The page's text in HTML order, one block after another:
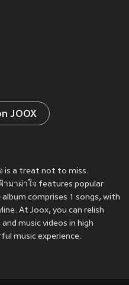
JOOX
is a treat not to miss.
ามาผ่าใจ features popular
comprises 1 songs, with
At Joox, you can relish
music videos in high
music experience.